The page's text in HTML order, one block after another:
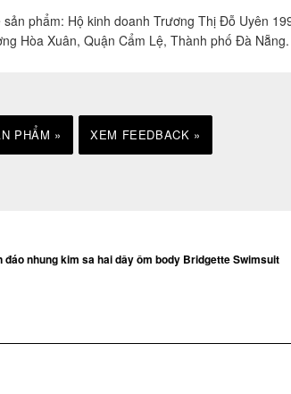
phẩm: Hộ kinh doanh Trương Thị Đỗ Uyên
Hòa Xuân, Quận Cẩm Lệ, Thành phố Đà Nẵng.
PHẨM » XEM FEEDBACK »
nhung kim sa hai dây ôm body Bridgette Swimsuit